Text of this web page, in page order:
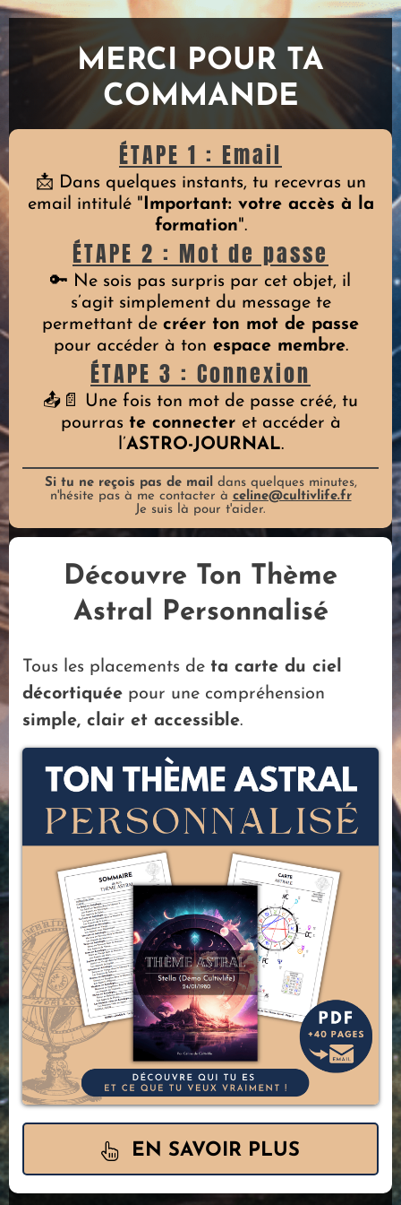
MERCI POUR TA
COMMANDE
ÉTAPE 1 : Email
📩 Dans quelques instants, tu recevras un
email intitulé "Important: votre accès à la
formation".
ÉTAPE 2 : Mot de passe
🔑 Ne sois pas surpris par cet objet, il
s’agit simplement du message te
permettant de créer ton mot de passe
pour accéder à ton espace membre.
ÉTAPE 3 : Connexion
📤📄 Une fois ton mot de passe créé, tu
pourras te connecter et accéder à
l’ASTRO-JOURNAL.
Si tu ne reçois pas de maildans quelques minutes,
n'hésite pas à me contacter à celine@cultivlife.fr
Je suis là pour t'aider.
Découvre Ton Thème
Astral Personnalisé
Tous les placements de ta carte du ciel
décortiquée pour une compréhension
simple, clair et accessible.
EN SAVOIR PLUS